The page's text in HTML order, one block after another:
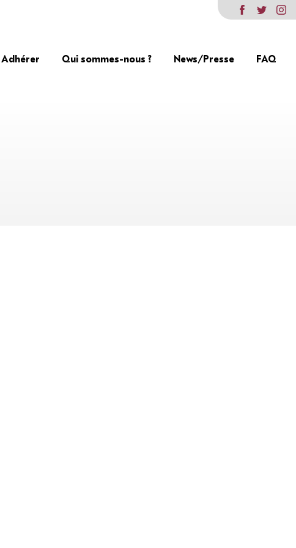
Adhérer Qui sommes-nous ? News/Presse FAQ